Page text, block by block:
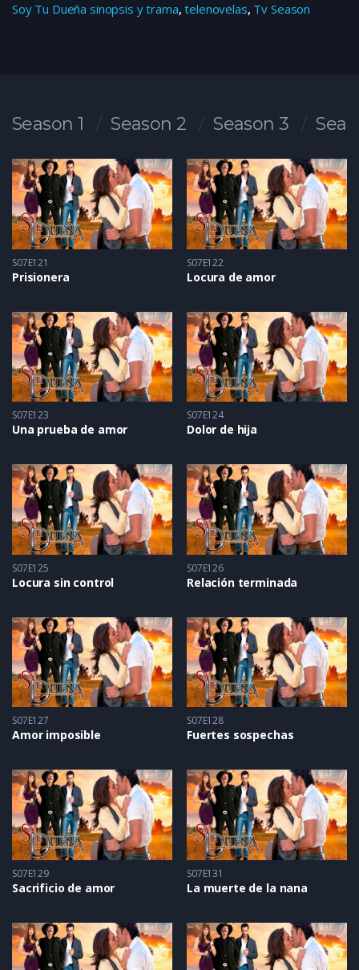
Soy Tu Dueña sinopsis y trama,telenovelas, Tv Season
Season 1 Season 2 Season 3
S07E121
Prisionera
S07E122
Locura de amor
S07E123
Una prueba de amor
S07E124
Dolor de hija
S07E125
Locura sin control
S07E126
Relación terminada
S07E127
Amor imposible
S07E128
Fuertes sospechas
S07E129
Sacrificio de amor
S07E131
La muerte de la nana